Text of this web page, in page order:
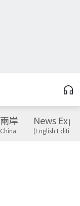
兩岸
China
News
(English Edition)